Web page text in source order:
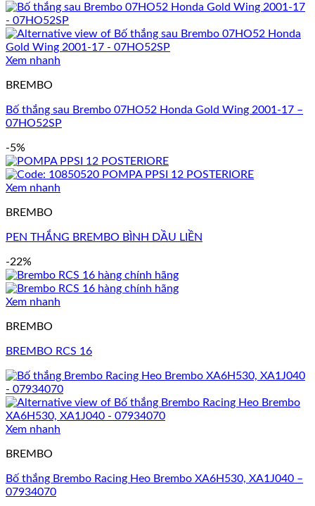
Xem nhanh
BREMBO
Bố thắng sau Brembo 07HO52 Honda Gold Wing 2001-17 –
07HO52SP
-5%
Xem nhanh
BREMBO
PEN THẮNG BREMBO BÌNH DẦU LIỀN
-22%
Xem nhanh
BREMBO
BREMBO RCS 16
Xem nhanh
BREMBO
Bố thắng Brembo Racing Heo Brembo XA6H530, XA1J040 –
07934070